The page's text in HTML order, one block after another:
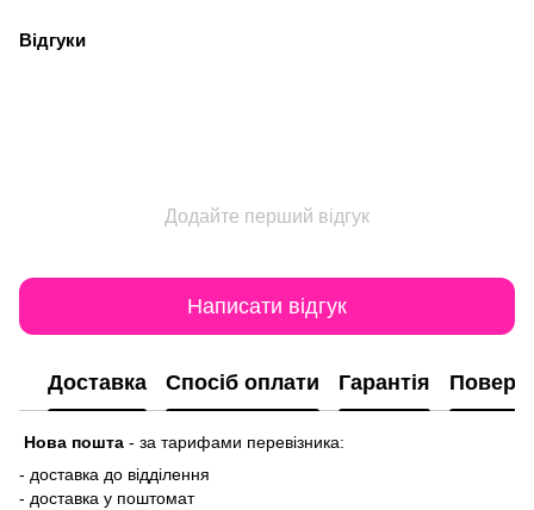
Відгуки
Додайте перший відгук
Написати відгук
Доставка Спосіб оплати Гарантія
Нова пошта - за тарифами перевізника:
- доставка до відділення
- доставка у поштомат